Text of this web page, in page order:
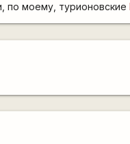
по моему, турионовские